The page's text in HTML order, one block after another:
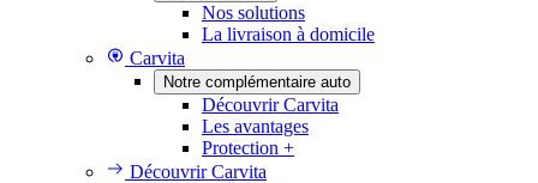
Nos solutions
La livraison à domicile
Carvita
Notre complémentaire auto
Découvrir Carvita
Les avantages
Protection +
Découvrir Carvita